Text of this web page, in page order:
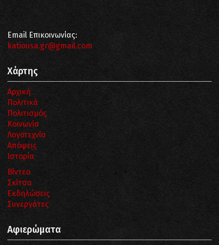
Email Επικοινωνίας:
katiousa.gr@gmail.com
Χάρτης
Αρχική
Πολιτικά
Πολιτισμός
Κοινωνία
Λογοτεχνία
Απόψεις
Ιστορία
Βίντεο
Σκίτσα
Εκδηλώσεις
Συνεργάτες
Αφιερώματα